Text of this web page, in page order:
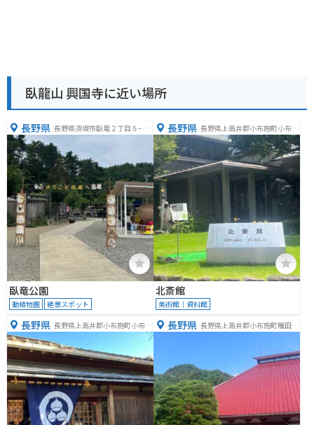
臥龍山 興国寺に近い場所
長野県 長野県須坂市臥竜２丁目５−１
臥竜公園
動植物園 絶景スポット
長野県 長野県上高井郡小布施町小布施
４８５
北斎館
美術館｜資料館
長野県 長野県上高井郡小布施町小布施
長野県 長野県上高井郡小布施町雁田６